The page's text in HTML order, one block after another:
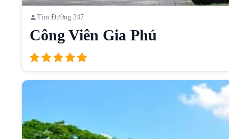
Tìm Đường 247
Công Viên Gia Phú